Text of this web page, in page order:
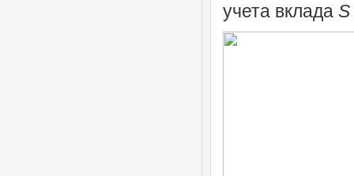
учета вклада S